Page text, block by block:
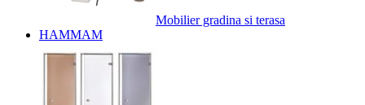
Mobilier gradina si terasa
HAMMAM